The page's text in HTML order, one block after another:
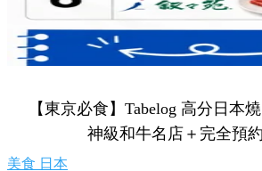
【東京必食】Tabelog 高分日本
神級和牛名店＋完全預
美食 日本